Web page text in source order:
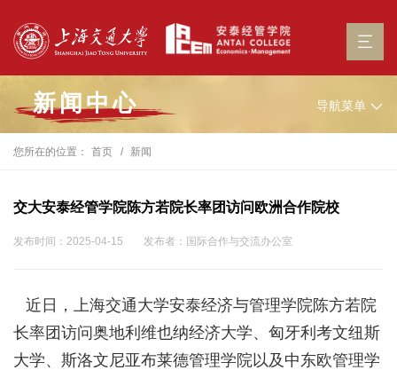
新闻中心 导航菜单
您所在的位置： 首页 新闻
交大安泰经管学院陈方若院长率团访问欧洲合作院校
发布时间：2025-04-15 发布者：国际合作与交流办公室
近日，上海交通大学安泰经济与管理学院陈方若院
长率团访问奥地利维也纳经济大学、匈牙利考文纽斯
大学、斯洛文尼亚布莱德管理学院以及中东欧管理学